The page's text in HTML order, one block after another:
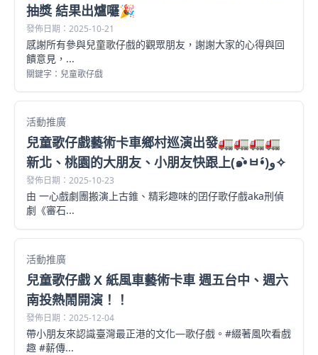
抽獎 結果出爐囉🎉
發佈日期：2025-10-21
感謝所有參與兒童歌仔戲的觀眾朋友，謝謝大家的心得與回
饋意見，...
關鍵字：兒童歌仔戲
活動推廣
兒童歌仔戲藝術卡車鄉村巡演出發🚛🚛🚛🚛
新北、桃園的大朋友、小朋友快跟上(๑•̀ㅂ•́)و✧
發佈日期：2025-10-23
由 一心戲劇團搬演上古錐、精彩趣味的囝仔歌仔戲aka刑偵
劇《審石...
活動推廣
兒童歌仔戲 X 紙風車藝術卡車 週五台中、週六
南投熱鬧開演！！
發佈日期：2025-12-04
帶小朋友來認識臺灣最正港的文化—歌仔戲。#綴著風吹看戲
趣 #薪傳...